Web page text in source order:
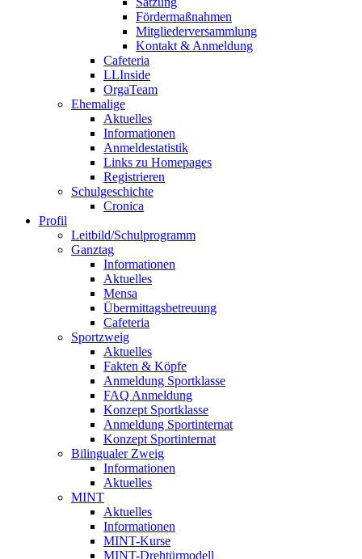
Fördermaßnahmen
Mitgliederversammlung
Kontakt & Anmeldung
Cafeteria
LLInside
OrgaTeam
Ehemalige
Aktuelles
Informationen
Anmeldestatistik
Links zu Homepages
Registrieren
Schulgeschichte
Cronica
Profil
Leitbild/Schulprogramm
Ganztag
Informationen
Aktuelles
Mensa
Übermittagsbetreuung
Cafeteria
Sportzweig
Aktuelles
Fakten & Köpfe
Anmeldung Sportklasse
FAQ Anmeldung
Konzept Sportklasse
Anmeldung Sportinternat
Konzept Sportinternat
Bilingualer Zweig
Informationen
Aktuelles
MINT
Aktuelles
Informationen
MINT-Kurse
MINT-Drehtürmodell